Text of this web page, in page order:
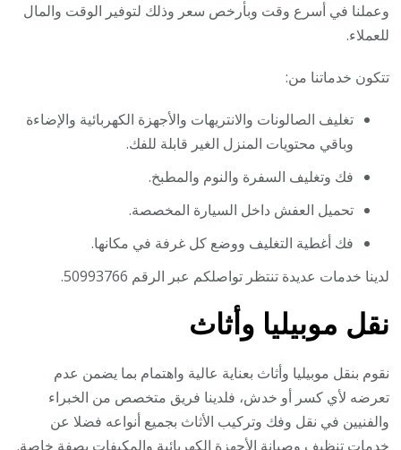
وعملنا في أسرع وقت وبأرخص سعر وذلك لتوفير الوقت والمال
للعملاء.
تتكون خدماتنا من:
تغليف الصالونات والانتريهات والأجهزة الكهربائية والإضاءة
وباقي محتويات المنزل الغير قابلة للفك.
فك وتغليف السفرة والنوم والمطبخ.
تحميل العفش داخل السيارة المخصصة.
فك أغطية التغليف ووضع كل غرفة في مكانها.
لدينا خدمات عديدة تنتظر تواصلكم عبر الرقم 50993766.
نقل موبيليا وأثاث
نقوم بنقل موبيليا وأثاث بعناية عالية واهتمام بما يضمن عدم
تعرضه لأي كسر أو خدش، فلدينا فريق متخصص من الخبراء
والفنيين في نقل وفك وتركيب الأثاث بجميع أنواعه فضلا عن
خدمات تنظيف وصيانة الأجهزة الكهربائية والمكيفات بصفة خاصة.